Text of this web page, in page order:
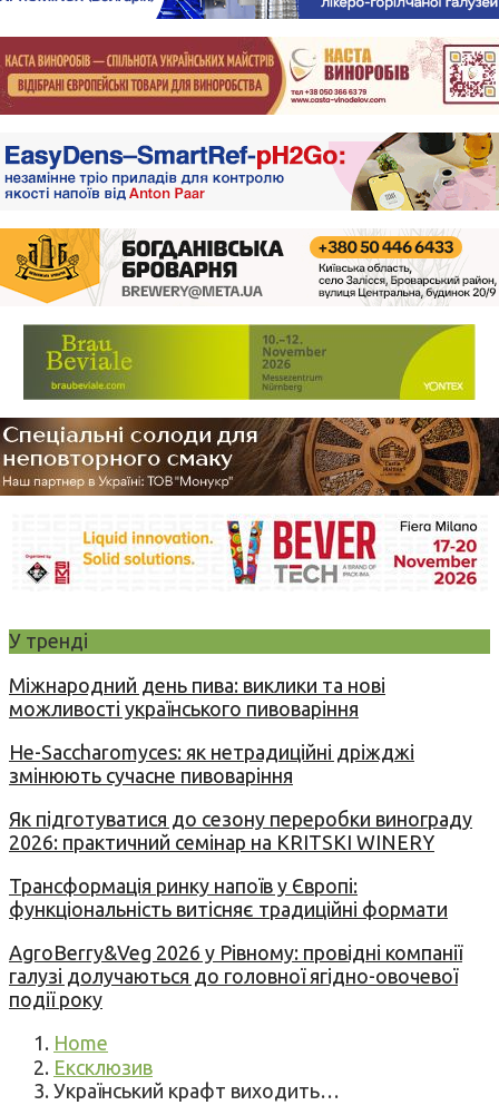
У тренді
Міжнародний день пива: виклики та нові
можливості українського пивоваріння
Не-Saccharomyces: як нетрадиційні дріжджі
змінюють сучасне пивоваріння
Як підготуватися до сезону переробки винограду
2026: практичний семінар на KRITSKI WINERY
Трансформація ринку напоїв у Європі:
функціональність витісняє традиційні формати
AgroBerry&Veg 2026 у Рівному: провідні компанії
галузі долучаються до головної ягідно-овочевої
події року
Home
Ексклюзив
Український крафт виходить…